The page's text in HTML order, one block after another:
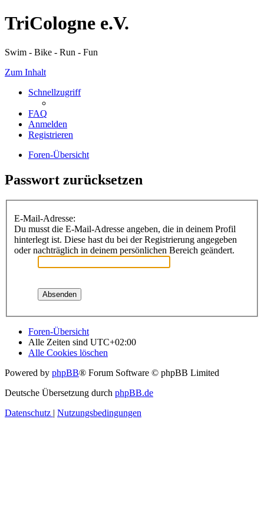
TriCologne e.V.
Swim - Bike - Run - Fun
Zum Inhalt
Schnellzugriff
FAQ
Anmelden
Registrieren
Foren-Übersicht
Passwort zurücksetzen
E-Mail-Adresse:
Du musst die E-Mail-Adresse angeben, die in deinem Profil
hinterlegt ist. Diese hast du bei der Registrierung angegeben
oder nachträglich in deinem persönlichen Bereich geändert.
Foren-Übersicht
Alle Zeiten sind UTC+02:00
Alle Cookies löschen
Powered by phpBB® Forum Software © phpBB Limited
Deutsche Übersetzung durch phpBB.de
Datenschutz | Nutzungsbedingungen